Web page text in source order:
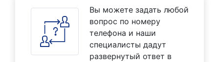
Вы можете задать любой
вопрос по номеру
телефона и наши
специалисты дадут
развернутый ответ в